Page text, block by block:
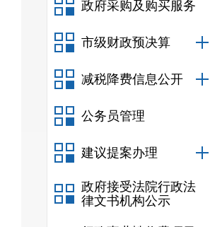
政府采购及购买服务
市级财政预决算
减税降费信息公开
公务员管理
建议提案办理
政府接受法院行政法
律文书机构公示